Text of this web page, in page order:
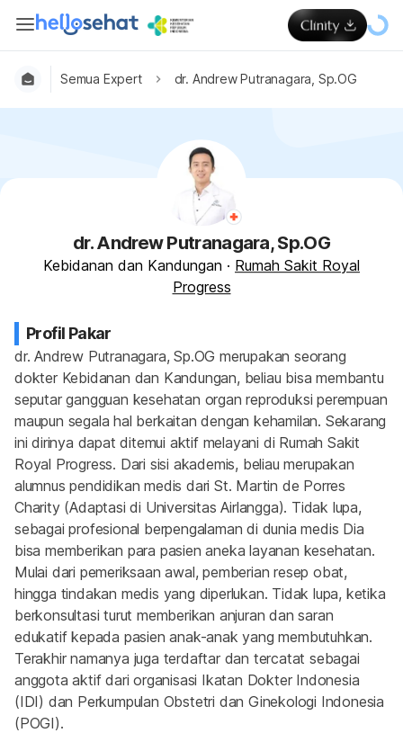
Semua Expert dr. Andrew Putranagara, Sp.OG
dr. Andrew Putranagara, Sp.OG
Kebidanan dan Kandungan · Rumah Sakit Royal
Progress
Profil Pakar
dr. Andrew Putranagara, Sp.OG merupakan seorang
dokter Kebidanan dan Kandungan, beliau bisa membantu
seputar gangguan kesehatan organ reproduksi perempuan
maupun segala hal berkaitan dengan kehamilan. Sekarang
ini dirinya dapat ditemui aktif melayani di Rumah Sakit
Royal Progress. Dari sisi akademis, beliau merupakan
alumnus pendidikan medis dari St. Martin de Porres
Charity (Adaptasi di Universitas Airlangga). Tidak lupa,
sebagai profesional berpengalaman di dunia medis Dia
bisa memberikan para pasien aneka layanan kesehatan.
Mulai dari pemeriksaan awal, pemberian resep obat,
hingga tindakan medis yang diperlukan. Tidak lupa, ketika
berkonsultasi turut memberikan anjuran dan saran
edukatif kepada pasien anak-anak yang membutuhkan.
Terakhir namanya juga terdaftar dan tercatat sebagai
anggota aktif dari organisasi Ikatan Dokter Indonesia
(IDI) dan Perkumpulan Obstetri dan Ginekologi Indonesia
(POGI).